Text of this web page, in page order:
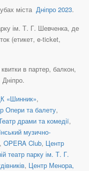
міста Дніпро 2023.
ім. Т. Г. Шевченка, де
(етикет, e-ticket,
в партер, балкон,
«Шинник»,
Опери та балету,
драми та комедії,
музично-
, OPERA Club, Центр
театр парку ім. Т. Г.
, Центр Менора,